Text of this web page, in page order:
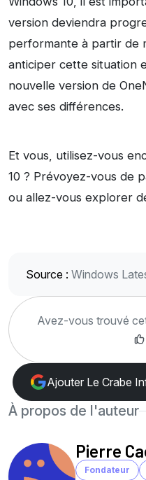
version deviendra
performante à partir de
anticiper cette situation
nouvelle version de
avec ses différences.
Et vous, utilisez-vous
10 ? Prévoyez-vous de
ou allez-vous explorer
Source : Windows
Avez-vous trouvé
Ajouter Le Crabe
À propos de l'auteur
Pierre
Fondateur